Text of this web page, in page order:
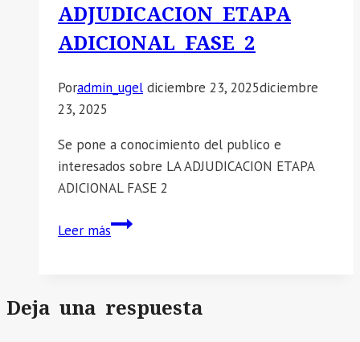
RECONOCIMIENTO
EL
95°
DE
INICIAL
EN
EL
ADJUDICACION ETAPA
ADICIONAL FASE 2
Poradmin_ugel diciembre 23, 2025diciembre
23, 2025
Se pone a conocimiento del publico e
interesados sobre LA ADJUDICACION ETAPA
ADICIONAL FASE 2
Leer más📣
ADJUDICACION
Deja una respuesta